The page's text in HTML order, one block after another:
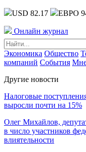
USD 82.17 ЕВРО
Онлайн журнал
Экономика Общество
компаний События
Другие новости
Налоговые
выросли почти на 15%
Олег Михайлов,
в число участников
влиятельности